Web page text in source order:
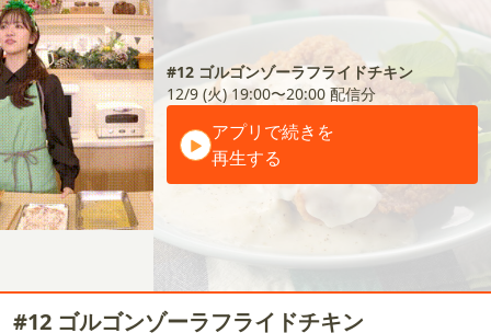
#12 ゴルゴンゾーラフライドチキン
12/9 (火) 19:00〜20:00 配信分
アプリで続きを
再生する
#12 ゴルゴンゾーラフライドチキン